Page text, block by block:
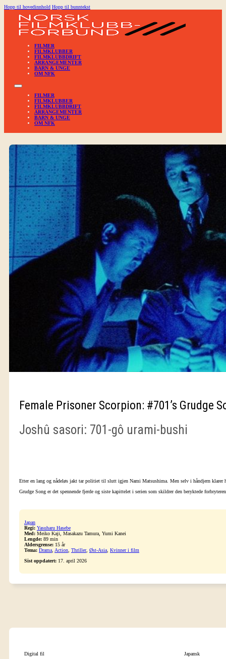
Hopp til hovedinnhold Hopp til bunntekst
FILMER
FILMKLUBBER
FILMKLUBBDRIFT
ARRANGEMENTER
BARN & UNGE
OM NFK
FILMER
FILMKLUBBER
FILMKLUBBDRIFT
ARRANGEMENTER
BARN & UNGE
OM NFK
Female Prisoner Scorpion: #701’s Grudge
Joshû sasori: 701-gô urami-bushi
Etter en lang og nådeløs jakt tar politiet til slutt igjen Nami Matsushima. Men selv i håndjern klarer
Grudge Song er det spennende fjerde og siste kapittelet i serien som skildrer den beryktede
Japan
Regi: Yasuharu Hasebe
Med: Meiko Kaji, Masakazu Tamura, Yumi Kanei
Lengde: 89 min
Aldersgrense: 15 år
Tema: Drama Action Thriller, Øst-Asia Kvinner i film
Sist oppdatert: 17. april 2026
Digital fil Japansk